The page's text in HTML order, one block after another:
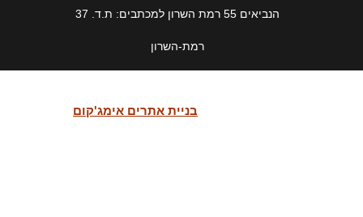
לחץ כאן לפרטים...
-------------------------------------------------
הנביאים 55 רמת השרון למכתבים: ת.ד. 37
רמת-השרון
בניית אתרים אימג'קום